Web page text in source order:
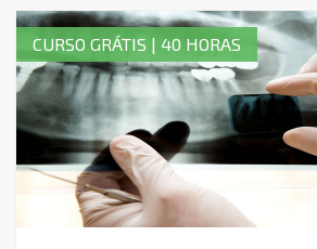
CURSO GRÁTIS | 40 HORAS